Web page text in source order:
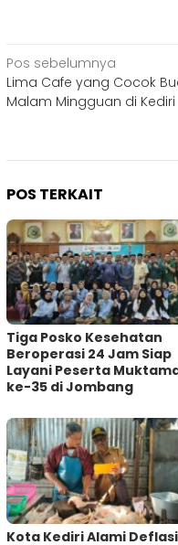
Navigasi
pos
Pos sebelumnya
Lima Cafe yang Cocok
Malam Mingguan di Kediri
POS TERKAIT
Tiga Posko Kesehatan
Beroperasi 24 Jam Siap
Layani Peserta
ke-35 di Jombang
Kota Kediri Alami Deflasi